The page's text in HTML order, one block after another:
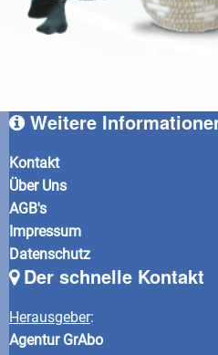
Weitere
Kontakt
Über Uns
AGB's
Impressum
Datenschutz
Der schnelle Kontakt
Herausgeber:
Agentur GrAbo